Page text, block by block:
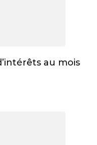
au mois